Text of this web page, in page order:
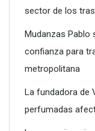
sector de los
Mudanzas Pablo
confianza para
metropolitana
La fundadora de
perfumadas